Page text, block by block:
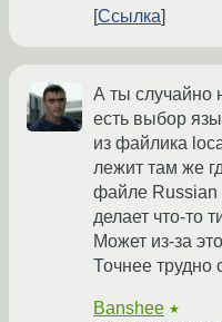
Ссылка
А ты случайно
есть выбор
из файлика
лежит там же
файле Russian
делает что-то
Может из-за
Точнее трудно
Banshee ★